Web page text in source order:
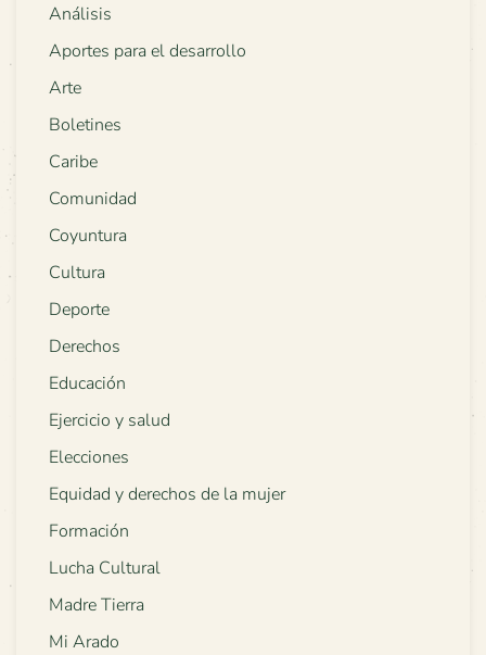
Análisis
Aportes para el desarrollo
Arte
Boletines
Caribe
Comunidad
Coyuntura
Cultura
Deporte
Derechos
Educación
Ejercicio y salud
Elecciones
Equidad y derechos de la mujer
Formación
Lucha Cultural
Madre Tierra
Mi Arado